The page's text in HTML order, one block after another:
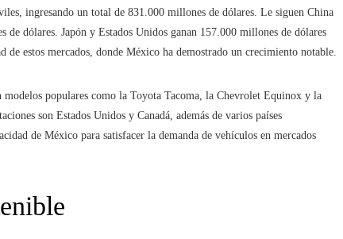
ingresando un total de 831.000 millones de dólares. Le siguen China
dólares. Japón y Estados Unidos ganan 157.000 millones de dólares
estos mercados, donde México ha demostrado un crecimiento notable.
populares como la Toyota Tacoma, la Chevrolet Equinox y la
son Estados Unidos y Canadá, además de varios países
de México para satisfacer la demanda de vehículos en mercados